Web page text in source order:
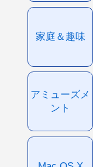
家庭＆趣味
アミューズメ
ント